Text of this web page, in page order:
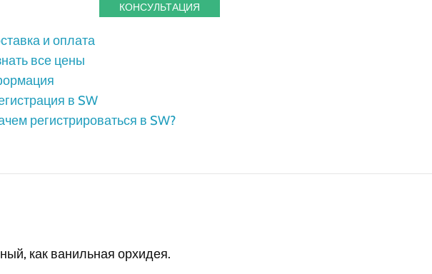
КОНСУЛЬТАЦИЯ
и оплата
все цены
в SW
регистрироваться в SW?
как ванильная орхидея.